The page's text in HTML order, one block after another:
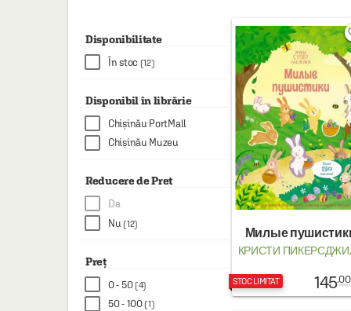
FILM
PAPETARIE
CEAI & ACCESORII
HAINE SI ACCESORII
BOARD GAMES
JOCURI SI JUCARII
PLAYGROUND
DISNEY
CURSURI LIMBI STRAINE
Disponibilitate
În stoc (12)
Disponibil în librărie
Chișinău PortMall
Chișinău Muzeu
Reducere de Pret
Da
Nu (12)
Preț
0 - 50 (4)
50 - 100 (1)
Милые
КРИСТИ
STOC LIMITAT 145.00